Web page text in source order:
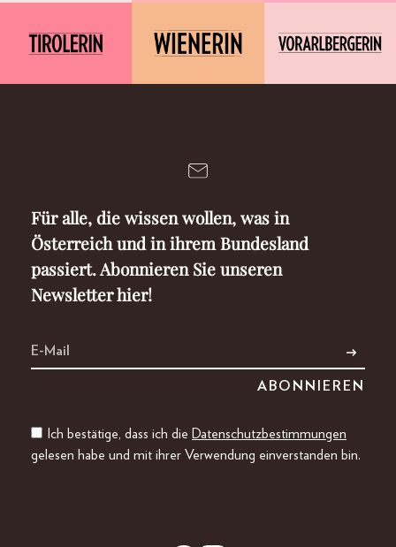
Für alle, die wissen wollen, was in
Österreich und in ihrem Bundesland
passiert. Abonnieren Sie unseren
Newsletter hier!
Ich bestätige, dass ich die Datenschutzbestimmungen
gelesen habe und mit ihrer Verwendung einverstanden bin.